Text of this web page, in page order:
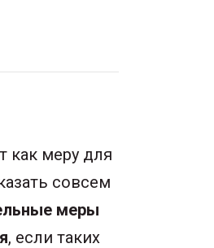
как меру для
совсем
меры
, если таких